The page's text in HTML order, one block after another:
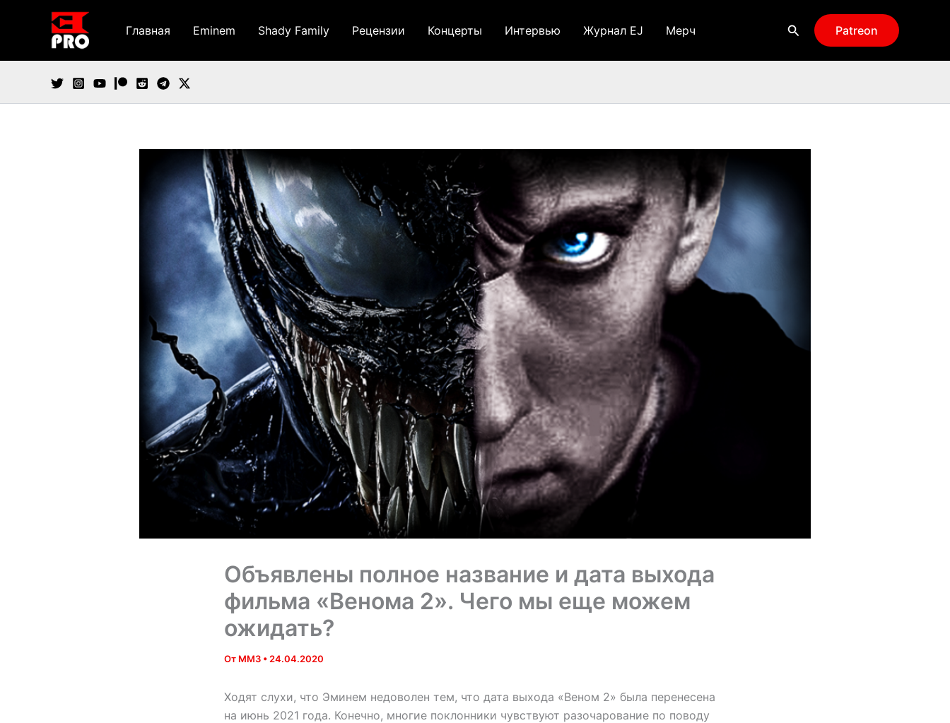
содержимому
Главная Eminem Shady Family Рецензии Концерты Интервью Журнал EJ Мерч Поиск Patreon
Объявлены полное название и дата выхода
фильма «Венома 2». Чего мы еще можем
ожидать?
От MM3 • 24.04.2020
Ходят слухи, что Эминем недоволен тем, что дата выхода «Веном 2» была перенесена
на июнь 2021 года. Конечно, многие поклонники чувствуют разочарование по поводу